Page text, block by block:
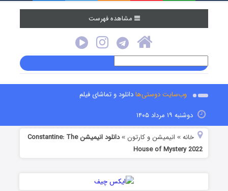
مشاهده فهرست
وب‌سایت دوستی‌هادانلود و تماشای فیلم
دوشنبه ۱۹ مرداد ۱۴۰۵
خانه » انیمیشن و کارتون »
دانلود انیمیشن Constantine: The
House of Mystery 2022